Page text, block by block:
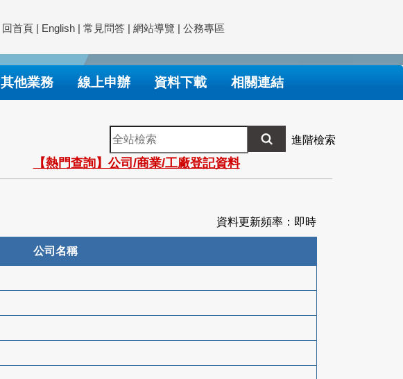
回首頁 | English | 常見問答 | 網站導覽 | 公務專區
其他業務 線上申辦 資料下載 相關連結
全
站
檢
索
進階檢索
【熱門查詢】公司/商業/工廠登記資料
資料更新頻率：即時
公司名稱